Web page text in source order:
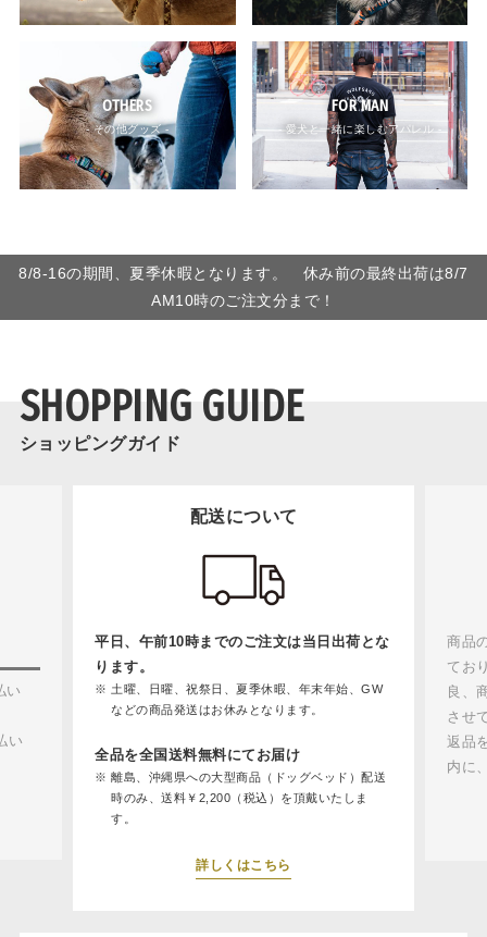
OTHERS
- その他グッズ -
FOR MAN
- 愛犬と一緒に楽しむアパレル -
8/8-16の期間、夏季休暇となります。 休み前の最終出荷は8/7
AM10時のご注文分まで！
SHOPPING GUIDE
ショッピングガイド
い
い
配送について
平日、午前10時までのご注文は当日出荷とな
ります。
土曜、日曜、祝祭日、夏季休暇、年末年始、GW
などの商品発送はお休みとなります。
全品を全国送料無料にてお届け
離島、沖縄県への大型商品（ドッグベッド）配送
時のみ、送料￥2,200（税込）を頂戴いたしま
す。
詳しくはこちら
商品
てお
良、
させ
返品
内に